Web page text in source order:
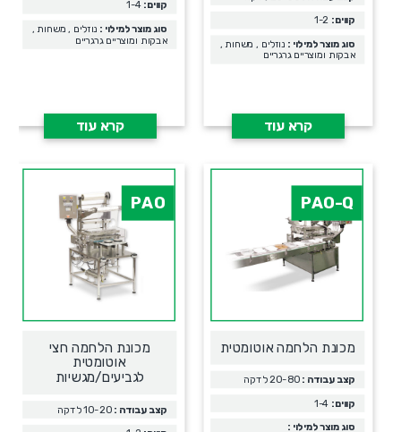
קווים: 1-4
סוג מוצר למילוי : נוזלים , משחות ,
אבקות ומוצריים גרגריים
קרא עוד
קווים:
סוג מוצר למילוי : נוזלים , משחות ,
אבקות ומוצריים גרגריים
קרא עוד
PAO
מכונת הלחמה חצי
אוטומטית
לגביעים/מגשיות
קצב עבודה : 10-20 לדקה
PAO-Q
מכונת הלחמה אוטומטית
קצב עבודה : 20-80 לדקה
קווים:
סוג מוצר למילוי :